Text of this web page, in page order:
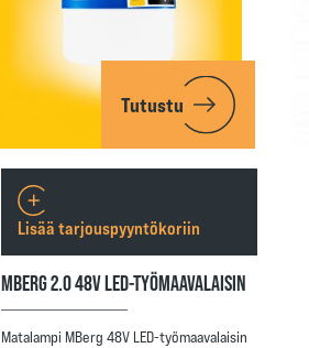
Tutustu
MBERG 2.0 48V LED-TYÖMAAVALAISIN
Matalampi MBerg 48V LED-työmaavalaisin
Lisää tarjouspyyntökoriin